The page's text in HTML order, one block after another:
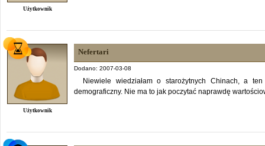
Użytkownik
Użytkownik
Nefertari
Dodano: 2007-03-08
Niewiele wiedziałam o starożytnych Chinach, a
demograficzny. Nie ma to jak poczytać naprawdę